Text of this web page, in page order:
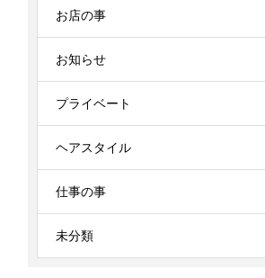
お店の事
お知らせ
プライベート
ヘアスタイル
仕事の事
未分類